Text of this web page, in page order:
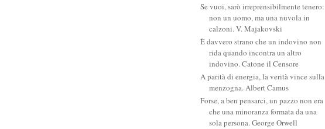
Se vuoi, sarò irreprensibilmente tenero:
non un uomo, ma una nuvola in
calzoni. V. Majakovski
È davvero strano che un indovino non
rida quando incontra un altro
indovino. Catone il Censore
A parità di energia, la verità vince sulla
menzogna. Albert Camus
Forse, a ben pensarci, un pazzo non era
che una minoranza formata da una
sola persona. George Orwell